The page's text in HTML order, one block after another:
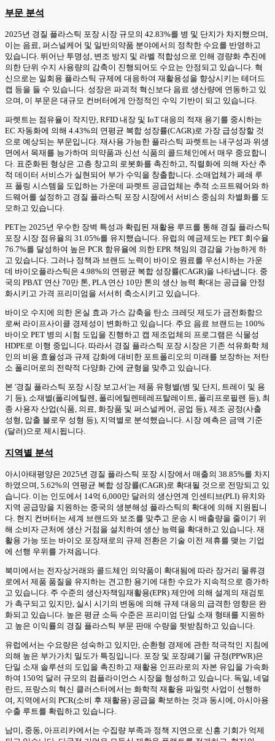
부문 분석
2025년 경질 플라스틱 포장 시장 규모의 42.83%를 병 및 단지가 차지했으며,
이는 음료, 퍼스널케어 및 일반의약품 분야에서의 정착한 수요를 반영하고
있습니다. 뛰어난 투명성, 변조 방지 및 라벨 적합성으로 인해 경량화 추진에
의한 단위 수지 사용량의 감축이 진행되어도 수요는 안정되고 있습니다. 혁
신으로는 일회용 플라스틱 규제에 대응하여 재활용성을 향상시키는 테더드
캡 등을 들 수 있습니다. 성장은 파괴적 혁신보다 음료 생산량에 연동하고 있
으며, 이 부문은 대규모 컨버터에게 안정적인 수익 기반이 되고 있습니다.
파렛트는 점유율이 작지만, RFID 내장 및 IoT 대응의 적재 용기를 중시하는
EC 자동화에 의해 4.43%의 연평균 복합 성장률(CAGR)로 가장 급성장할 것
으로 예상되는 부문입니다. 재사용 가능한 플라스틱 파렛트는 내구성과 위생
면에서 목재를 능가하며 의약품과 신선 식품의 콜드체인에서 매우 중요합니
다. 표준화된 형상은 고층 창고의 로봇화를 촉진하고, 직렬화에 의해 자산 추
적 데이터 서비스가 실현되어 부가 수익을 창출합니다. 소매업체가 폐쇄 루
프 풀링 시스템을 도입하는 가운데 파렛트 공급업체는 추적 소프트웨어와 하
드웨어를 설정하고 경질 플라스틱 포장 시장에서 서비스 중심의 차별화를 도
모하고 있습니다.
PET는 2025년 우수한 장벽 특성과 확립된 재활용 루프를 통해 경질 플라스틱
포장 시장 점유율의 31.05%를 유지했습니다. 유럽의 예금제도는 PET 회수율
76.7%를 달성하여 높은 PCR 함유율에 의한 EPR 책임의 경감을 가능하게 하
고 있습니다. 그러나 정책과 브랜드 노력이 바이오 원료를 우선시하는 가운
데 바이오플라스틱은 4.98%의 연평균 복합 성장률(CAGR)을 나타냅니다. 중
국의 PBAT 연산 70만 톤, PLA 연산 10만 톤의 생산 능력 확대는 공급을 안정
화시키고 가격 프리미엄을 서서히 축소시키고 있습니다.
바이오 수지에 의한 온실 효과 가스 감축을 탄소 크레딧 제도가 금전화함으
로써 라이프사이클 경제성이 변화하고 있습니다. 주요 음료 브랜드는 100%
바이오 PET 병의 시험 도입을 진행하고 캡 제조업체의 프로그램은 식물성
HDPE로 이행 중입니다. 따라서 경질 플라스틱 포장 시장은 기존 석유화학 체
인의 비용 효율성과 규제 강화에 대비한 포트폴리오의 미래를 보장하는 저탄
소 폴리머로의 전략적 다양화 간에 균형을 맞추고 있습니다.
본 '경질 플라스틱 포장 시장 보고서'는 제품 유형별(병 및 단지, 트레이 및 용
기 등), 소재별(폴리에틸렌, 폴리에틸렌테레프탈레이트, 폴리프로필렌 등), 최
종 사용자 산업(식품, 의료, 화장품 및 퍼스널케어, 공업 등), 제조 공정(사출
성형, 압출 블로우 성형 등), 지역별로 분석했습니다. 시장 예측은 금액 기준
(달러)으로 제시됩니다.
지역별 분석
아시아태평양은 2025년 경질 플라스틱 포장 시장에서 매출의 38.85%를 차지
하였으며, 5.62%의 연평균 복합 성장률(CAGR)로 확대될 것으로 전망되고 있
습니다. 이는 인도에서 14억 6,000만 달러의 생산연계 인센티브(PLI) 유치와
지역 공급망을 지원하는 중국의 생분해성 플라스틱의 확대에 의해 지원됩니
다. 현지 컨버터는 세계 브랜드와 보조를 맞추고 운송 시 배출량을 줄이기 위
해 소비자 근처에 생산 거점을 설치하여 생산 능력을 확대하고 있습니다. 재
활용 가능 또는 바이오 포장재로의 규제 전환은 기술 이전 제휴를 맺는 기업
에 선행 우위를 가져옵니다.
북미에서는 전자상거래와 콜드체인 의약품이 확대됨에 따라 장거리 물류경
로에서 제품 품질을 유지하는 견고한 용기에 대한 수요가 지속적으로 증가하
고 있습니다. 주 수준의 생산자책임재활용(EPR) 제안에 의해 설계의 재검토
가 촉구되고 있지만, 실시 시기의 변동에 의해 규제 대응의 급격한 영향은 완
화되고 있습니다. 높은 평균 소득 수준은 프리미엄 단일 소재 형태를 지원하
고 높은 이익률의 경질 플라스틱 부문 판매 수량을 뒷받침하고 있습니다.
유럽에서는 수요량은 성숙하고 있지만, 순환형 경제에 관한 적극적인 지침에
의해 높은 부가가치 밀도가 특징입니다. 포장 및 포장폐기물 규정(PPWR)은
단일 소재 솔루션의 도입을 촉진하고 재활용 인프라로의 자본 유입을 가속화
하여 150억 달러 규모의 컴플라이언스 시장을 형성하고 있습니다. 독일, 네덜
란드, 프랑스의 혁신 클러스터에서는 화학적 재활용 파일럿 사업이 선행하
여, 지역에서의 PCR(소비 후 재활용) 공급을 확보하는 것과 동시에, 아시아용
수출 루트를 확립하고 있습니다.
남미, 중동, 아프리카에서는 수집량 부족과 정책 지연으로 신흥 기회가 억제